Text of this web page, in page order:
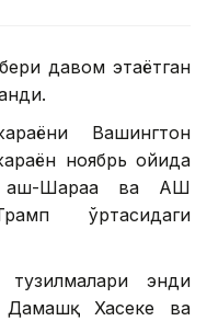
давом этаётган
Вашингтон
ноябрь ойида
аш-Шараа ва АҚШ
ўртасидаги
энди
Дамашқ Хасеке ва